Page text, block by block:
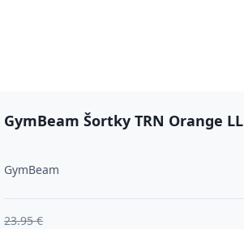
GymBeam Šortky TRN Orange LL
GymBeam
23.95 €